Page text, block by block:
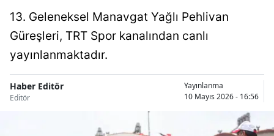
Antalya
Balıkesir
Bilecik
13. Geleneksel Manavgat Yağlı Pehlivan
Güreşleri, TRT Spor kanalından canlı
yayınlanmaktadır.
Haber Editör
Editör
Yayınlanma
10 Mayıs 2026 - 16:56